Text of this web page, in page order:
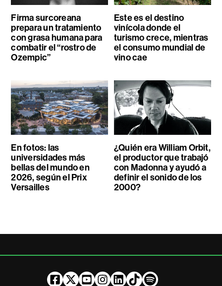
Firma surcoreana
prepara un tratamiento
con grasa humana para
combatir el “rostro de
Ozempic”
Este es el destino
vinícola donde el
turismo crece, mientras
el consumo mundial de
vino cae
En fotos: las
universidades más
bellas del mundo en
2026, según el Prix
Versailles
¿Quién era William Orbit,
el productor que trabajó
con Madonna y ayudó a
definir el sonido de los
2000?